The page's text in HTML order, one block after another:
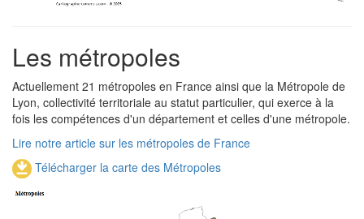
Les métropoles
Actuellement 21 métropoles en France ainsi que la Métropole de
Lyon, collectivité territoriale au statut particulier, qui exerce à la
fois les compétences d'un département et celles d'une métropole.
Lire notre article sur les métropoles de France
Télécharger la carte des Métropoles